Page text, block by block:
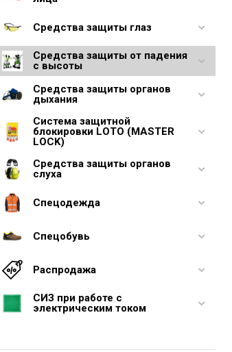
Средства защиты глаз
Средства защиты от падения
с высоты
Средства защиты органов
дыхания
Система защитной
блокировки LOTO (MASTER
LOCK)
Средства защиты органов
слуха
Спецодежда
Спецобувь
Распродажа
СИЗ при работе с
электрическим током